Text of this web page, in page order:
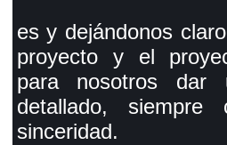
es y dejándonos
proyecto y el
para nosotros dar
detallado,
sinceridad.